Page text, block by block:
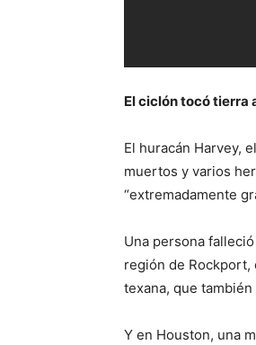
El ciclón tocó tierra
El huracán Harvey,
muertos y varios
“extremadamente
Una persona
región de Rockport,
texana, que
Y en Houston, una